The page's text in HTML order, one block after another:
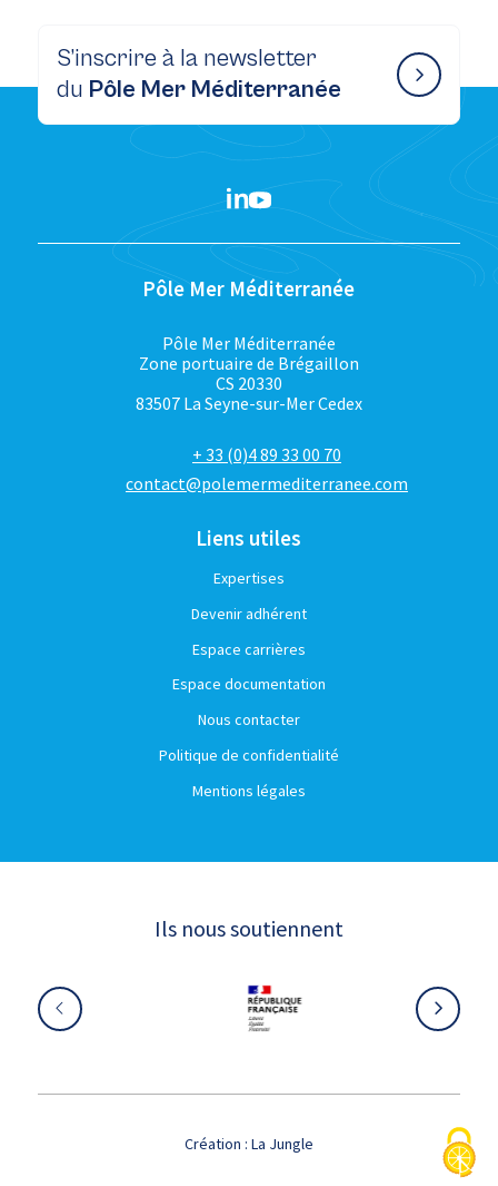
S’inscrire à la newsletter
du Pôle Mer Méditerranée
Pôle Mer Méditerranée
Pôle Mer Méditerranée
Zone portuaire de Brégaillon
CS 20330
83507 La Seyne-sur-Mer Cedex
+ 33 (0)4 89 33 00 70
contact@polemermediterranee.com
Liens utiles
Expertises
Devenir adhérent
Espace carrières
Espace documentation
Nous contacter
Politique de confidentialité
Mentions légales
Ils nous soutiennent
Création : La Jungle